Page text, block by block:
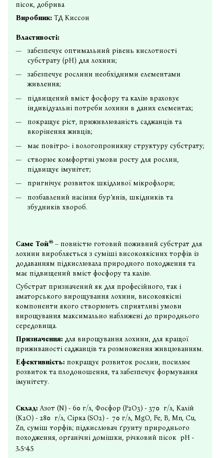
пісок, добрива
Виробник: ТД Киссон
Властивості:
забезпечує оптимальний рівень кислотності
субстрату (pH) для лохини;
забезпечує рослини необхідними елементами
живлення;
підвищений вміст фосфору та калію враховує
індивідуальні потреби лохини в даних елементах;
покращує ріст, приживлюваність саджанців та
вкорінення живців;
має повітро- і вологопроникну структуру субстрату;
створює комфортні умови росту для рослин,
підвищує імунітет;
пригнічує розвиток шкідливої мікрофлори;
позбавлений насіння бур’янів, шкідників та
збудників хвороб.
Саме Той® – повністю готовий поживний субстрат для
лохини виробляється з суміші високоякісних торфів із
додаванням підкислювалаприродного походження та
має підвищений вміст фосфору та калію.
Субстрат призначений як для професійного, так і
аматорського вирощування лохини, високоякісні
компоненти якого створюють сприятливі умови
вирощування максимально наближені до природнього
середовища.
Призначення: для вирощування лохини, для кращої
приживаності саджанців та розмноження живцюванням.
Ефективність: покращує розвиток рослин, посилює
розвиток та плодоношення, та забезпечує формування
імунітету.
Склад: Азот (N) - 60 г/л, Фосфор (P2O3) - 370 г/л, Калій
(K2O) - 280 г/л, Сірка (SO2) - 70 г/л, MgO, Fe, B, Mn, Cu,
Zn, суміш торфів; підкислювач ґрунту природнього
походження, органічні домішки, річковий пісок рН -
3,5-4,5